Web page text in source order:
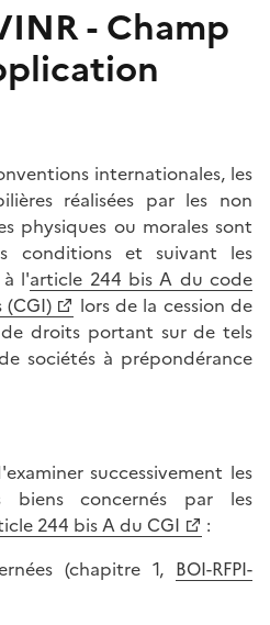
- Champ
internationales, les
réalisées par les non
physiques ou morales sont
conditions et suivant les
l'article 244 bis A du code
lors de la cession de
droits portant sur de tels
sociétés à prépondérance
successivement les
biens concernés par les
244 bis A du CGI
:
(chapitre 1, BOI-RFPI-